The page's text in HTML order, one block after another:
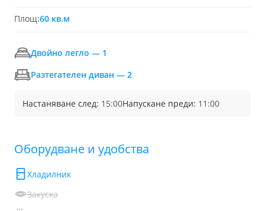
Площ:60 кв.м
Двойно легло — 1
Разтегателен диван — 2
Настаняване след: 15:00Напускане преди: 11:00
Обoрудване и удобства
Хладилник
Закуска